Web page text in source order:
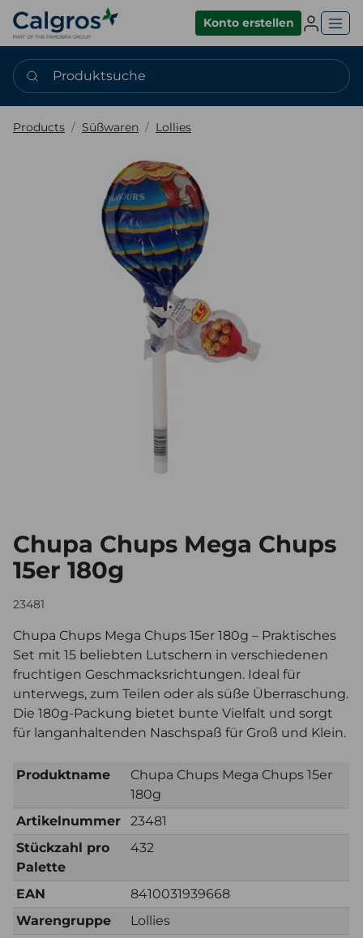
Konto erstellen
Produktsuche
Products Süßwaren Lollies
Chupa Chups Mega Chups
15er 180g
23481
Chupa Chups Mega Chups 15er 180g – Praktisches
Set mit 15 beliebten Lutschern in verschiedenen
fruchtigen Geschmacksrichtungen. Ideal für
unterwegs, zum Teilen oder als süße Überraschung.
Die 180g-Packung bietet bunte Vielfalt und sorgt
für langanhaltenden Naschspaß für Groß und Klein.
Produktname
Chupa Chups Mega Chups 15er
180g
Artikelnummer
23481
Stückzahl pro
Palette
432
EAN
8410031939668
Warengruppe
Lollies